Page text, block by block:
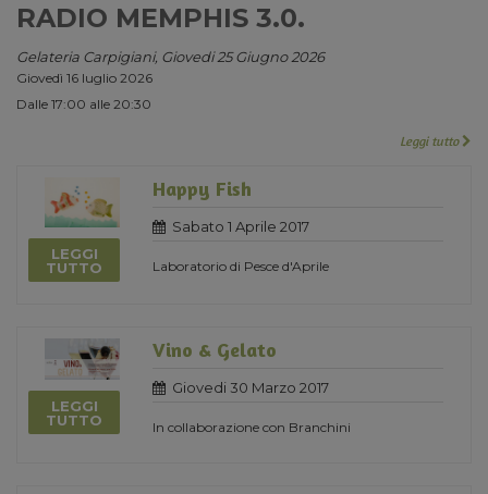
RADIO MEMPHIS 3.0.
Gelateria Carpigiani, Giovedi 25 Giugno 2026
Giovedì 16 luglio 2026
Dalle 17:00 alle 20:30
Leggi tutto
LEGGI
TUTTO
Happy Fish
Sabato 1 Aprile 2017
Laboratorio di Pesce d'Aprile
LEGGI
TUTTO
Vino & Gelato
Giovedi 30 Marzo 2017
In collaborazione con Branchini